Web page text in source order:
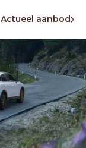
Actueel aanbod